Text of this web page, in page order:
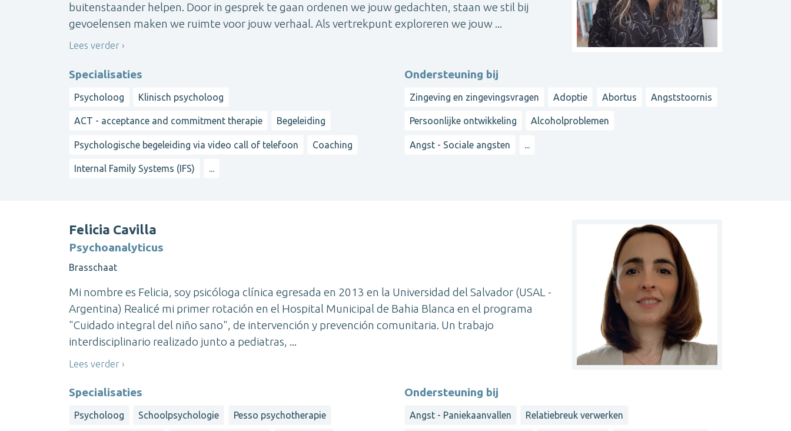
buitenstaander helpen. Door in gesprek te gaan ordenen we jouw gedachten, staan we stil bij
gevoelensen maken we ruimte voor jouw verhaal. Als vertrekpunt exploreren we jouw ...
Lees verder
Specialisaties
Psycholoog Klinisch psycholoog
ACT - acceptance and commitment therapie Begeleiding
Psychologische begeleiding via video call of telefoon Coaching
Internal Family Systems (IFS) ...
Ondersteuning bij
Zingeving en zingevingsvragen Adoptie Abortus Angststoornis
Persoonlijke ontwikkeling Alcoholproblemen
Angst - Sociale angsten
Felicia Cavilla
Psychoanalyticus
Brasschaat
Mi nombre es Felicia, soy psicóloga clínica egresada en 2013 en la Universidad del Salvador (USAL -
Argentina) Realicé mi primer rotación en el Hospital Municipal de Bahia Blanca en el programa
"Cuidado integral del niño sano", de intervención y prevención comunitaria. Un trabajo
interdisciplinario realizado junto a pediatras, ...
Lees verder
Specialisaties
Psycholoog Schoolpsychologie Pesso psychotherapie
Ondersteuning bij
Angst - Paniekaanvallen Relatiebreuk verwerken